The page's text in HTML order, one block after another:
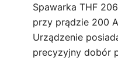
Spawarka THF
przy prądzie 200
Urządzenie
precyzyjny dobór